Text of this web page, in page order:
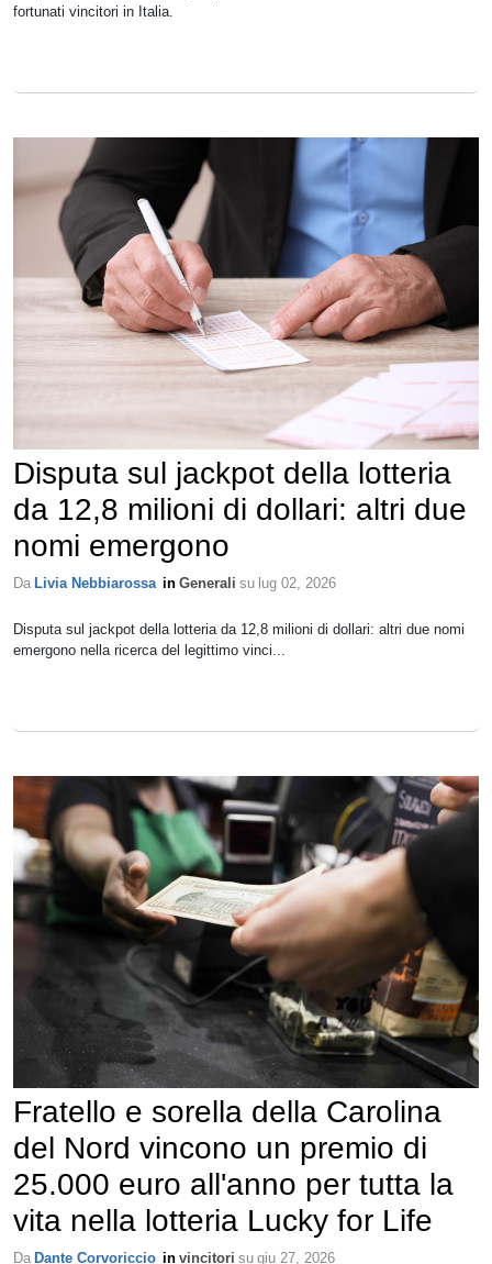
fortunati vincitori in Italia.
Disputa sul jackpot della lotteria
da 12,8 milioni di dollari: altri due
nomi emergono
Da Livia Nebbiarossa in Generali su lug 02, 2026
Disputa sul jackpot della lotteria da 12,8 milioni di dollari: altri due nomi
emergono nella ricerca del legittimo vinci...
Fratello e sorella della Carolina
del Nord vincono un premio di
25.000 euro all'anno per tutta la
vita nella lotteria Lucky for Life
Da Dante Corvoriccio in vincitori su giu 27, 2026